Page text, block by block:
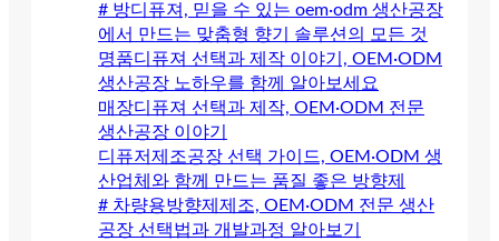
# 방디퓨져, 믿을 수 있는 oem·odm 생산공장
에서 만드는 맞춤형 향기 솔루션의 모든 것
명품디퓨져 선택과 제작 이야기, OEM·ODM
생산공장 노하우를 함께 알아보세요
매장디퓨져 선택과 제작, OEM·ODM 전문
생산공장 이야기
디퓨저제조공장 선택 가이드, OEM·ODM 생
산업체와 함께 만드는 품질 좋은 방향제
# 차량용방향제제조, OEM·ODM 전문 생산
공장 선택법과 개발과정 알아보기